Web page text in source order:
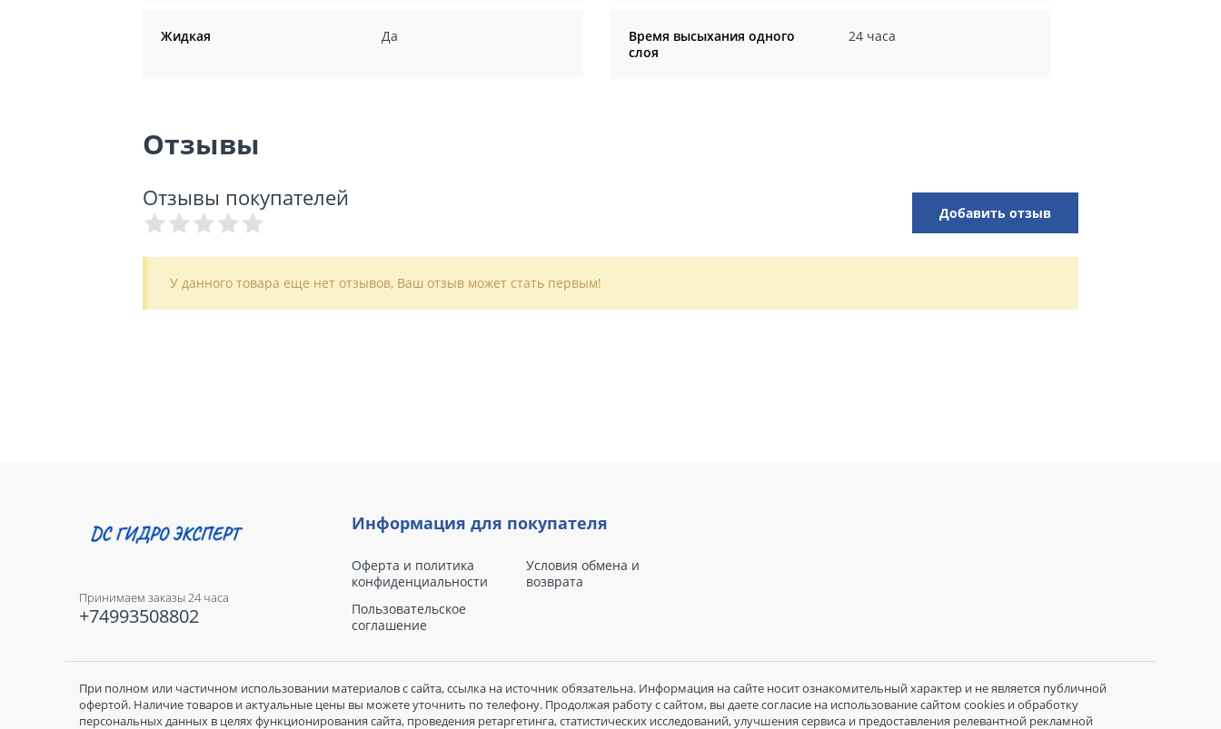
Жидкая Да
Время высыхания одного
слоя
24 часа
Отзывы
Отзывы покупателей
Добавить отзыв
У данного товара еще нет отзывов, Ваш отзыв может стать первым!
Принимаем заказы 24 часа
+74993508802
Информация для покупателя
Оферта и политика
конфиденциальности
Пользовательское
соглашение
Условия обмена и
возврата
При полном или частичном использовании материалов с сайта, ссылка на источник обязательна. Информация на сайте носит ознакомительный характер и не является публичной
офертой. Наличие товаров и актуальные цены вы можете уточнить по телефону. Продолжая работу с сайтом, вы даете согласие на использование сайтом cookies и обработку
персональных данных в целях функционирования сайта, проведения ретаргетинга, статистических исследований, улучшения сервиса и предоставления релевантной рекламной